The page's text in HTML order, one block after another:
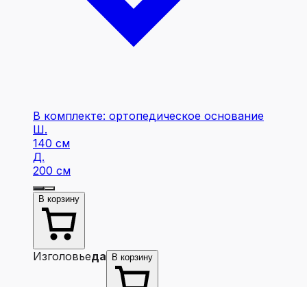
В комплекте: ортопедическое основание
Ш.
140 см
Д.
200 см
В корзину
Изголовьеда В корзину